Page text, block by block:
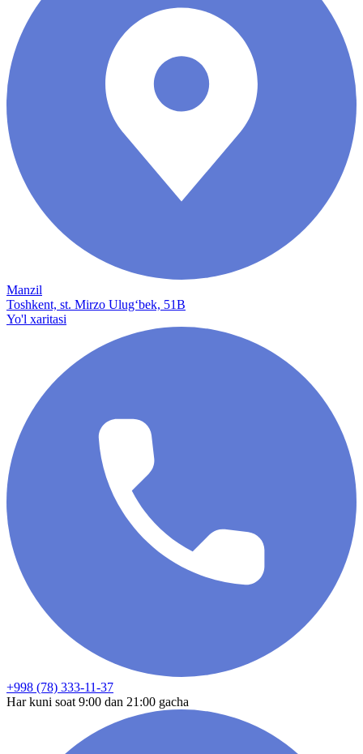
Manzil
Toshkent, st. Mirzo Ulug‘bek, 51B
Yo'l xaritasi
+998 (78) 333-11-37
Har kuni soat 9:00 dan 21:00 gacha